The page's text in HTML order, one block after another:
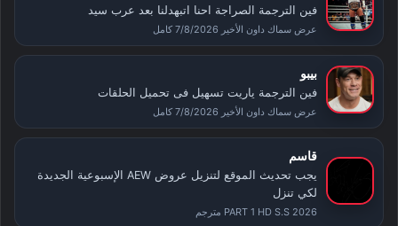
فين الترجمة الصراجة احنا اتبهدلنا بعد عرب سيد
عرض سماك داون الأخير 7/8/2026 كامل
بيبو
فين الترجمة ياريت تسهيل فى تحميل الحلقات
عرض سماك داون الأخير 7/8/2026 كامل
قاسم
يجب تحديث الموقع لتنزيل عروض AEW الإسبوعية الجديدة
لكي تنزل
PART 1 HD S.S 2026 مترجم